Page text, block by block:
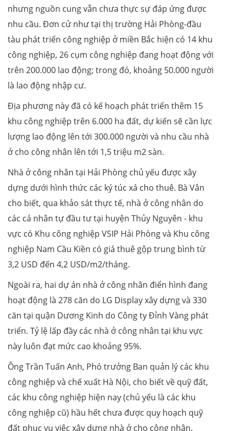
nhưng nguồn cung vẫn chưa thực sự đáp ứng được
nhu cầu. Đơn cử như tại thị trường Hải Phòng-đầu
tàu phát triển công nghiệp ở miền Bắc hiện có 14 khu
công nghiệp, 26 cụm công nghiệp đang hoạt động với
trên 200.000 lao động; trong đó, khoảng 50.000 người
là lao động nhập cư.
Địa phương này đã có kế hoạch phát triển thêm 15
khu công nghiệp trên 6.000 ha đất, dự kiến sẽ cần lực
lượng lao động lên tới 300.000 người và nhu cầu nhà
ở cho công nhân lên tới 1,5 triệu m2 sàn.
Nhà ở công nhân tại Hải Phòng chủ yếu được xây
dựng dưới hình thức các ký túc xá cho thuê. Bà Vân
cho biết, qua khảo sát thực tế, nhà ở công nhân do
các cá nhân tự đầu tư tại huyện Thủy Nguyên - khu
vực có Khu công nghiệp VSIP Hải Phòng và Khu công
nghiệp Nam Cầu Kiền có giá thuê gộp trung bình từ
3,2 USD đến 4,2 USD/m2/tháng.
Ngoài ra, hai dự án nhà ở công nhân điển hình đang
hoạt động là 278 căn do LG Display xây dựng và 330
căn tại quận Dương Kinh do Công ty Đỉnh Vàng phát
triển. Tỷ lệ lấp đầy các nhà ở công nhân tại khu vực
này luôn đạt mức cao khoảng 95%.
Ông Trần Tuấn Anh, Phó trưởng Ban quản lý các khu
công nghiệp và chế xuất Hà Nội, cho biết về quỹ đất,
các khu công nghiệp hiện nay (chủ yếu là các khu
công nghiệp cũ) hầu hết chưa được quy hoạch quỹ
đất phục vụ việc xây dựng nhà ở cho công nhân.